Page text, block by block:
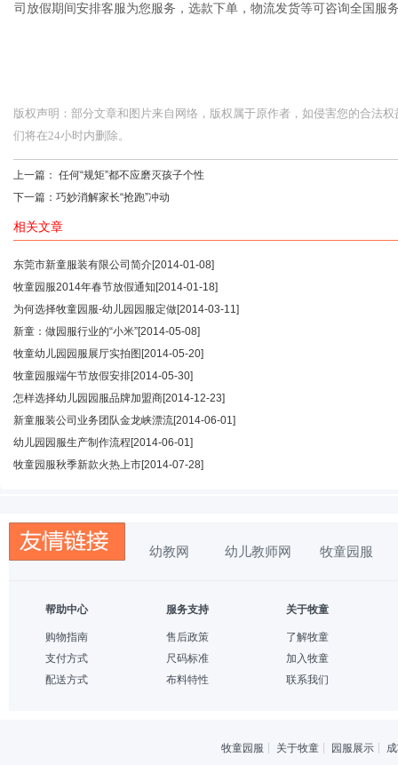
司放假期间安排客服为您服务，选款下单，物流发货等可咨询全国服
版权声明：部分文章和图片来自网络，版权属于原作者，如侵害您的合法
们将在24小时内删除。
上一篇： 任何“规矩”都不应磨灭孩子个性
下一篇： 巧妙消解家长“抢跑”冲动
相关文章
东莞市新童服装有限公司简介[2014-01-08]
牧童园服2014年春节放假通知 [2014-01-18]
为何选择牧童园服-幼儿园园服定做[2014-03-11]
新童：做园服行业的“小米”[2014-05-08]
牧童幼儿园园服展厅实拍图 [2014-05-20]
牧童园服端午节放假安排[2014-05-30]
怎样选择幼儿园园服品牌加盟商[2014-12-23]
新童服装公司业务团队金龙峡漂流[2014-06-01]
幼儿园园服生产制作流程 [2014-06-01]
牧童园服秋季新款火热上市[2014-07-28]
幼教网 幼儿教师网 牧童园服
帮助中心
购物指南
支付方式
配送方式
服务支持
售后政策
尺码标准
布料特性
关于牧童
了解牧童
加入牧童
联系我们
牧童园服 关于牧童 园服展示